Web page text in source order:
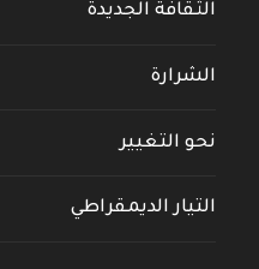
الثقافة الجديدة
الشرارة
نحو التغيير
التيار الديمقراطي